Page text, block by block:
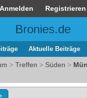
Anmelden Registrieren
Bronies.de
Aktuelle Beiträge
> Treffen > Süden >